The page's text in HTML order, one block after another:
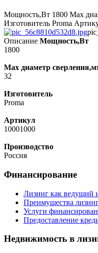
Мощность,Вт 1800 Max
Изготовитель Proma
Описание Мощность,Вт
1800
Max диаметр
32
Изготовитель
Proma
Артикул
10001000
Производство
Россия
Финансирование
Лизинг как ведущий
Преимущества
Услуги
Предоставление
Недвижимость в